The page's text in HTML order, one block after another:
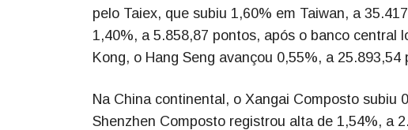
pelo Taiex, que subiu 1,60% em Taiwan, a
1,40%, a 5.858,87 pontos, após o banco central
Kong, o Hang Seng avançou 0,55%, a 25.893,54
Na China continental, o Xangai Composto subiu
Shenzhen Composto registrou alta de 1,54%, a